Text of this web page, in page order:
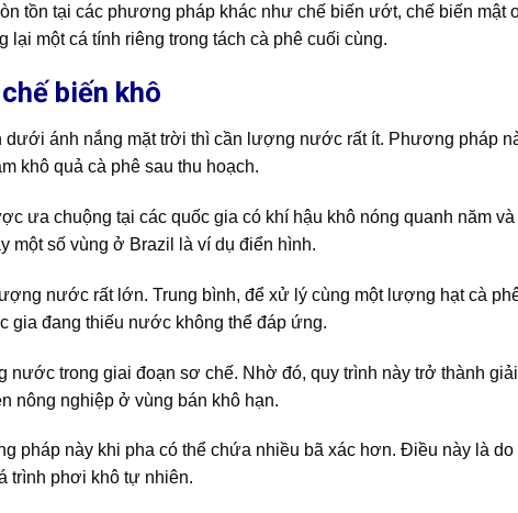
tồn tại các phương pháp khác như chế biến ướt, chế biến mật
một cá tính riêng trong tách cà phê cuối cùng.
biến khô
dưới ánh nắng mặt trời thì cần lượng nước rất ít. Phương pháp
khô quả cà phê sau thu hoạch.
ưa chuộng tại các quốc gia có khí hậu khô nóng quanh năm
số vùng ở Brazil là ví dụ điển hình.
nước rất lớn. Trung bình, để xử lý cùng một lượng hạt cà
gia đang thiếu nước không thể đáp ứng.
nước trong giai đoạn sơ chế. Nhờ đó, quy trình này trở thành
nông nghiệp ở vùng bán khô hạn.
pháp này khi pha có thể chứa nhiều bã xác hơn. Điều này là
trình phơi khô tự nhiên.